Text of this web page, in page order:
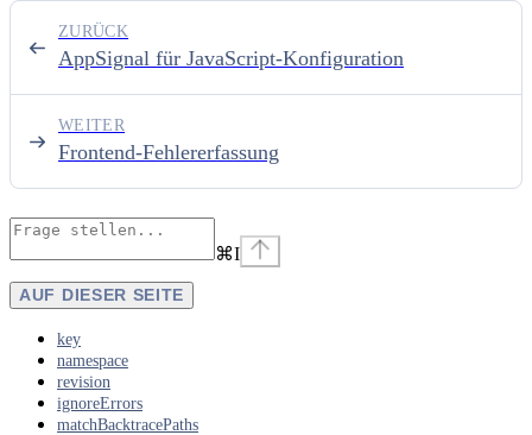
AppSignal für JavaScript-Konfiguration
ZURÜCK
Frontend-Fehlererfassung
WEITER
⌘I
AUF DIESER SEITE
key
namespace
revision
ignoreErrors
matchBacktracePaths